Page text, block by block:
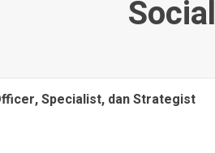
Specialist, dan Strategist